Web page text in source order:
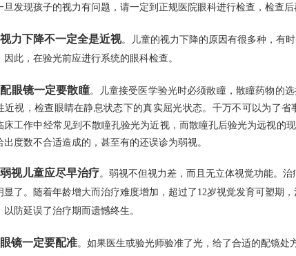
旦发现孩子的视力有问题，请一定到正规医院眼科进行检查，检查
力下降不一定全是近视。儿童的视力下降的原因有很多种，有
因此，在验光前应进行系统的眼科检查。
眼镜一定要散瞳。儿童接受医学验光时必须散瞳，散瞳药物的
近视，检查眼睛在静息状态下的真实屈光状态。千万不可以为了
床工作中经常见到不散瞳孔验光为近视，而散瞳孔后验光为远视的
出度数不合适造成的，甚至有的还误诊为弱视。
视儿童应尽早治疗。弱视不但视力差，而且无立体视觉功能。
显了。随着年龄增大而治疗难度增加，超过了12岁视觉发育可塑期
以防延误了治疗期而遗憾终生。
镜一定要配准。如果医生或验光师验准了光，给了合适的配镜